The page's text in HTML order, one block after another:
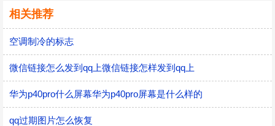
相关推荐
空调制冷的标志
微信链接怎么发到qq上微信链接怎样发到qq上
华为p40pro什么屏幕华为p40pro屏幕是什么样的
qq过期图片怎么恢复